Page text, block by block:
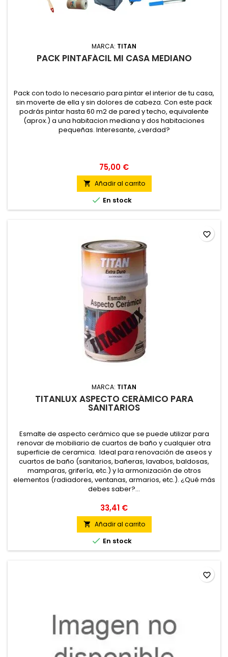
MARCA: TITAN
PACK PINTAFÁCIL MI CASA MEDIANO
Pack con todo lo necesario para pintar el interior de tu casa,
sin moverte de ella y sin dolores de cabeza. Con este pack
podrás pintar hasta 60 m2 de pared y techo, equivalente
(aprox.) a una habitacion mediana y dos habitaciones
pequeñas. Interesante, ¿verdad?
75,00 €
 Añadir al carrito
 En stock
MARCA: TITAN
TITANLUX ASPECTO CERÁMICO PARA
SANITARIOS
Esmalte de aspecto cerámico que se puede utilizar para
renovar de mobiliario de cuartos de baño y cualquier otra
superficie de ceramica. Ideal para renovación de aseos y
cuartos de baño (sanitarios, bañeras, lavabos, baldosas,
mamparas, grifería, etc.) y la armonización de otros
elementos (radiadores, ventanas, armarios, etc.). ¿Qué más
debes saber?...
33,41 €
 Añadir al carrito
 En stock
favorite_border
favorite_border